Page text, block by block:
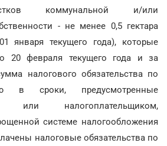
коммунальной и/или
- не менее 0,5 гектара
января текущего года), которые
20 февраля текущего года и за
налогового обязательства по
в сроки, предусмотренные
или налогоплательщиком,
системе налогообложения
налоговые обязательства по